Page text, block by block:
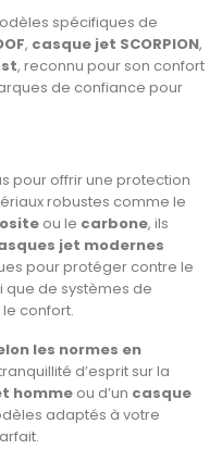
spécifiques de
, casque jet SCORPION,
, reconnu pour son confort
de confiance pour
pour offrir une protection
robustes comme le
ou le carbone, ils
jet modernes
pour protéger contre le
que de systèmes de
confort.
les normes en
d’esprit sur la
homme ou d’un casque
adaptés à votre